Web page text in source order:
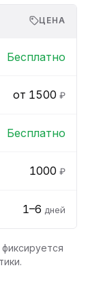
ЦЕНА
Бесплатно
от 1500 ₽
Бесплатно
1000 ₽
1–6 дней